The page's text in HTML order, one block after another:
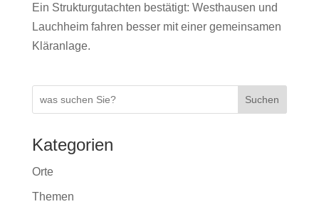
Ein Strukturgutachten bestätigt: Westhausen und
Lauchheim fahren besser mit einer gemeinsamen
Kläranlage.
Suchen
Kategorien
Orte
Themen